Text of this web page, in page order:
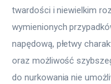
twardości i niewielkim
wymienionych
napędową, płetwy
oraz możliwość
do nurkowania nie